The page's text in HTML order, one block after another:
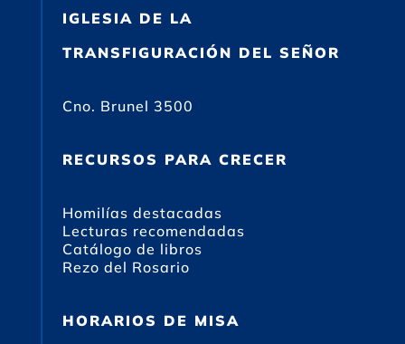
IGLESIA DE LA
TRANSFIGURACIÓN DEL SEÑOR
Cno. Brunel 3500
RECURSOS PARA CRECER
Homilías destacadas
Lecturas recomendadas
Catálogo de libros
Rezo del Rosario
HORARIOS DE MISA